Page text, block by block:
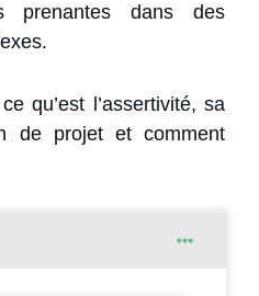
prenantes dans des
qu’est l’assertivité, sa
de projet et comment